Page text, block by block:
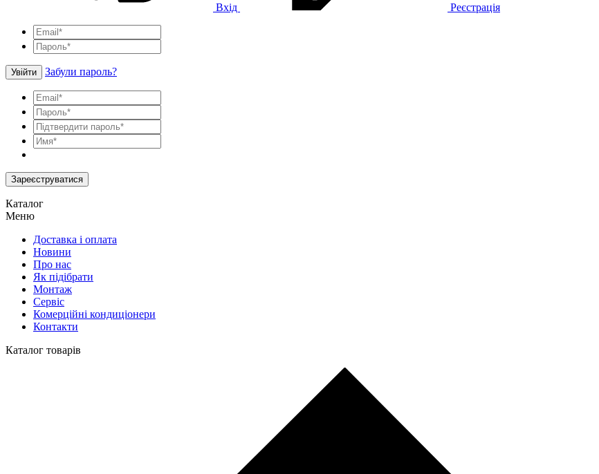
Вхід Реєстрація
Увійти Забули пароль?
Зареєструватися
Каталог
Меню
Доставка і оплата
Новини
Про нас
Як підібрати
Монтаж
Сервіс
Комерційні кондиціонери
Контакти
Каталог товарів